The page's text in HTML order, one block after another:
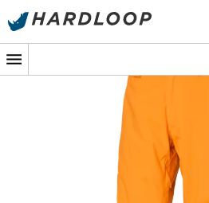
Zomeraanbiedingen 🔥 -5%